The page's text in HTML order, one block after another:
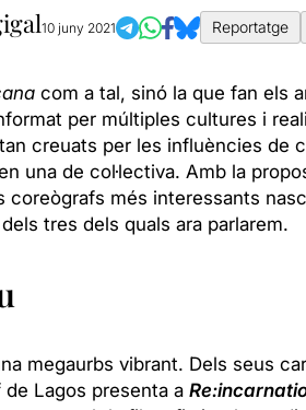
10 juny 2021 Reportatge
com a tal, sinó la que fan els
per múltiples cultures i
creuats per les influències de
una de col·lectiva. Amb la
coreògrafs més interessants
tres dels quals ara parlarem.
megaurbs vibrant. Dels seus
Lagos presenta a